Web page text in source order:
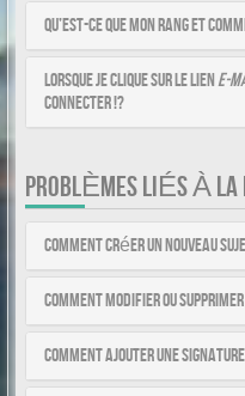
Qu’est-ce que mon rang et
Lorsque je clique sur le liene-
connecter !?
PROBLÈMES LIÉS À LA
Comment créer un nouveau
Comment modifier ou supprimer
Comment ajouter une